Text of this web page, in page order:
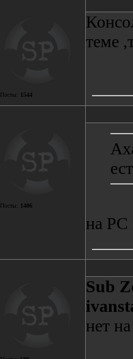
Посты: 1544
теме
Посты: 1406
на PC
Sub
нет